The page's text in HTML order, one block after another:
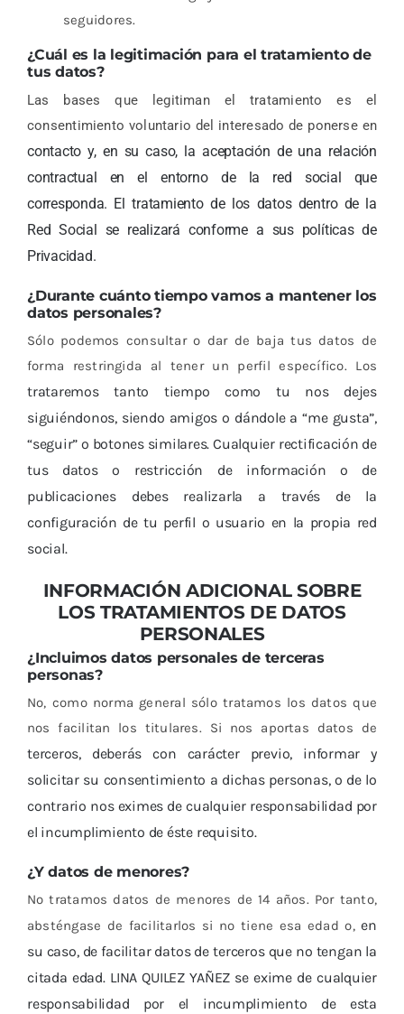
seguidores.
¿Cuál es la legitimación para el tratamiento de
tus datos?
Las bases que legitiman el tratamiento es el
consentimiento voluntario del interesado de ponerse en
contacto y, en su caso, la aceptación de una relación
contractual en el entorno de la red social que
corresponda. El tratamiento de los datos dentro de la
Red Social se realizará conforme a sus políticas de
Privacidad.
¿Durante cuánto tiempo vamos a mantener los
datos personales?
Sólo podemos consultar o dar de baja tus datos de
forma restringida al tener un perfil específico. Los
trataremos tanto tiempo como tu nos dejes
siguiéndonos, siendo amigos o dándole a “me gusta”,
“seguir” o botones similares. Cualquier rectificación de
tus datos o restricción de información o de
publicaciones debes realizarla a través de la
configuración de tu perfil o usuario en la propia red
social.
INFORMACIÓN ADICIONAL SOBRE
LOS TRATAMIENTOS DE DATOS
PERSONALES
¿Incluimos datos personales de terceras
personas?
No, como norma general sólo tratamos los datos que
nos facilitan los titulares. Si nos aportas datos de
terceros, deberás con carácter previo, informar y
solicitar su consentimiento a dichas personas, o de lo
contrario nos eximes de cualquier responsabilidad por
el incumplimiento de éste requisito.
¿Y datos de menores?
No tratamos datos de menores de 14 años. Por tanto,
absténgase de facilitarlos si no tiene esa edad o,en
su caso, de facilitar datos de terceros que no tengan la
citada edad. LINA QUILEZ YAÑEZ se exime de cualquier
responsabilidad por el incumplimiento de esta